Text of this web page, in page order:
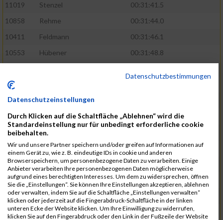
11019
Stenzel
00:31:41.5
10858
Rehme
00:31:44.0
10411
Feldmann
00:31:46.1
10553
Hübener
00:31:48.8
10646
10676
Kricke
11128
Wünsch
00:31:58.4
10492
Hanisch
10634
Knauft
00:31:59.1
10868
Restemeier
00:31:59.2
10480
Gutsche
00:32:01.9
10953
Schuenemann
00:32:03.0
10498
Hartmann 00:32:03.1
Datenschutzbestimmungen
Datenschutzeinstellungen
Durch Klicken auf die Schaltfläche „Ablehnen“ wird die
Standardeinstellung nur für unbedingt erforderliche cookie
beibehalten.
Wir und unsere Partner speichern und/oder greifen auf Informationen auf
einem Gerät zu, wie z. B. eindeutige IDs in cookie und anderen
Browserspeichern, um personenbezogene Daten zu verarbeiten. Einige
Anbieter verarbeiten Ihre personenbezogenen Daten möglicherweise
aufgrund eines berechtigten Interesses. Um dem zu widersprechen, öffnen
Sie die „Einstellungen“. Sie können Ihre Einstellungen akzeptieren, ablehnen
oder verwalten, indem Sie auf die Schaltfläche „Einstellungen verwalten“
klicken oder jederzeit auf die Fingerabdruck-Schaltfläche in der linken
unteren Ecke der Website klicken. Um Ihre Einwilligung zu widerrufen,
klicken Sie auf den Fingerabdruck oder den Link in der Fußzeile der Website